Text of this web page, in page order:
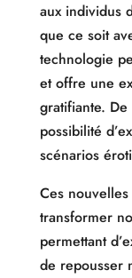
aux individus
que ce soit
technologie
et offre une
gratifiante.
possibilité
scénarios
Ces
transformer
permettant
de repousser